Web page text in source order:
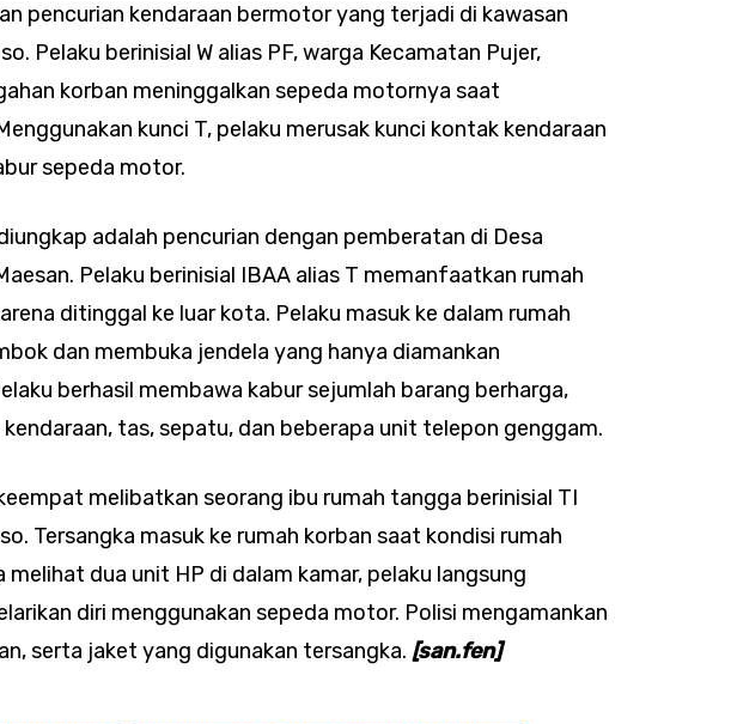
pencurian kendaraan bermotor yang terjadi di kawasan
Pelaku berinisial W alias PF, warga Kecamatan Pujer,
korban meninggalkan sepeda motornya saat
kunci T, pelaku merusak kunci kontak kendaraan
sepeda motor.
adalah pencurian dengan pemberatan di Desa
Pelaku berinisial IBAA alias T memanfaatkan rumah
ditinggal ke luar kota. Pelaku masuk ke dalam rumah
dan membuka jendela yang hanya diamankan
berhasil membawa kabur sejumlah barang berharga,
tas, sepatu, dan beberapa unit telepon genggam.
melibatkan seorang ibu rumah tangga berinisial TI
Tersangka masuk ke rumah korban saat kondisi rumah
melihat dua unit HP di dalam kamar, pelaku langsung
diri menggunakan sepeda motor. Polisi mengamankan
serta jaket yang digunakan tersangka. [san.fen]